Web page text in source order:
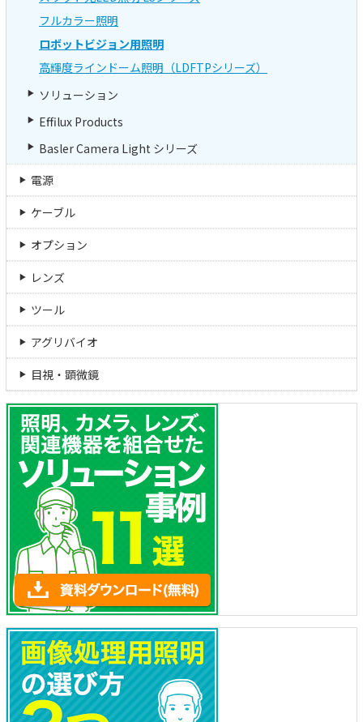
フルカラー照明
ロボットビジョン用照明
高輝度ラインドーム照明（LDFTPシリーズ）
ソリューション
Effilux Products
Basler Camera Light シリーズ
電源
ケーブル
オプション
レンズ
ツール
アグリバイオ
目視・顕微鏡